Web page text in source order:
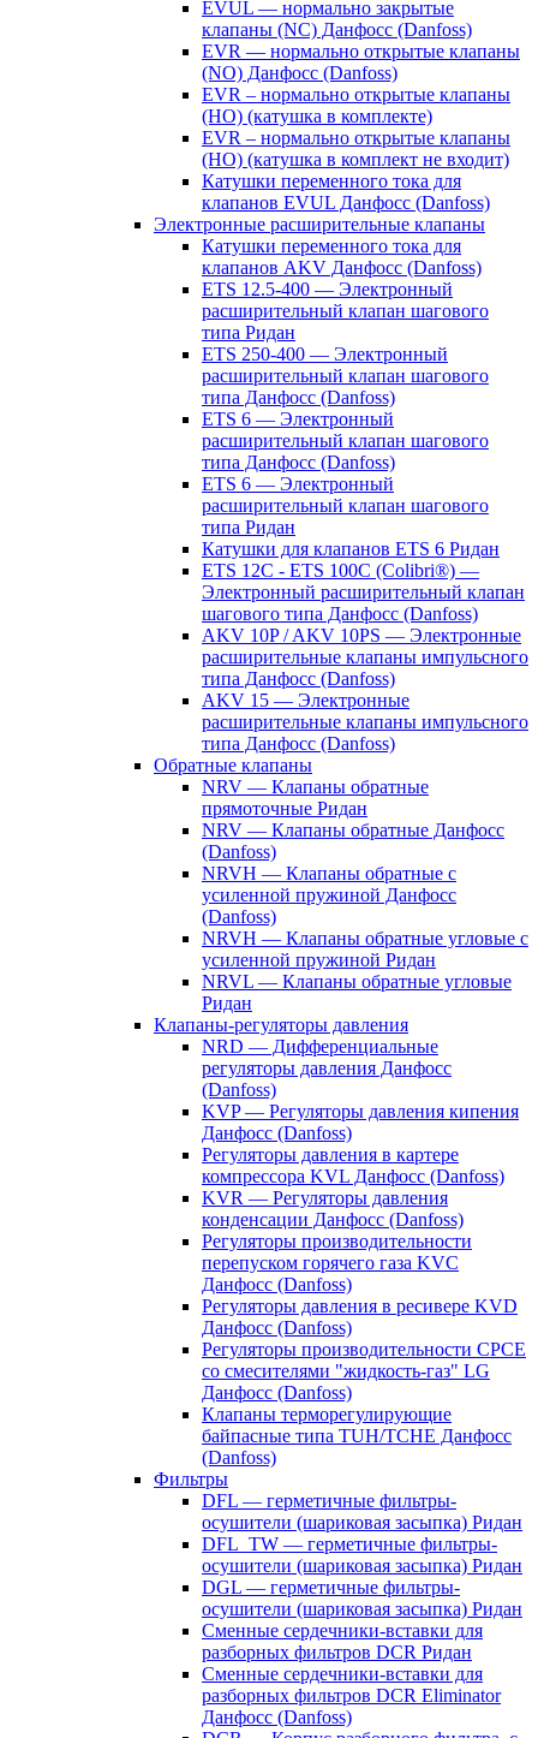
EVUL — нормально закрытые
клапаны (NC) Данфосс (Danfoss)
EVR — нормально открытые клапаны
(NO) Данфосс (Danfoss)
EVR – нормально открытые клапаны
(НО) (катушка в комплекте)
EVR – нормально открытые клапаны
(НО) (катушка в комплект не входит)
Катушки переменного тока для
клапанов EVUL Данфосс (Danfoss)
Электронные расширительные клапаны
Катушки переменного тока для
клапанов AKV Данфосс (Danfoss)
ETS 12.5-400 — Электронный
расширительный клапан шагового
типа Ридан
ETS 250-400 — Электронный
расширительный клапан шагового
типа Данфосс (Danfoss)
ETS 6 — Электронный
расширительный клапан шагового
типа Данфосс (Danfoss)
ETS 6 — Электронный
расширительный клапан шагового
типа Ридан
Катушки для клапанов ETS 6 Ридан
ETS 12C - ETS 100C (Colibri®) —
Электронный расширительный клапан
шагового типа Данфосс (Danfoss)
AKV 10P / AKV 10PS — Электронные
расширительные клапаны импульсного
типа Данфосс (Danfoss)
AKV 15 — Электронные
расширительные клапаны импульсного
типа Данфосс (Danfoss)
Обратные клапаны
NRV — Клапаны обратные
прямоточные Ридан
NRV — Клапаны обратные Данфосс
(Danfoss)
NRVH — Клапаны обратные с
усиленной пружиной Данфосс
(Danfoss)
NRVH — Клапаны обратные угловые с
усиленной пружиной Ридан
NRVL — Клапаны обратные угловые
Ридан
Клапаны-регуляторы давления
NRD — Дифференциальные
регуляторы давления Данфосс
(Danfoss)
KVP — Регуляторы давления кипения
Данфосс (Danfoss)
Регуляторы давления в картере
компрессора KVL Данфосс (Danfoss)
KVR — Регуляторы давления
конденсации Данфосс (Danfoss)
Регуляторы производительности
перепуском горячего газа KVC
Данфосс (Danfoss)
Регуляторы давления в ресивере KVD
Данфосс (Danfoss)
Регуляторы производительности CPCE
со смесителями "жидкость-газ" LG
Данфосс (Danfoss)
Клапаны терморегулирующие
байпасные типа TUH/TCHE Данфосс
(Danfoss)
Фильтры
DFL — герметичные фильтры-
осушители (шариковая засыпка) Ридан
DFL_TW — герметичные фильтры-
осушители (шариковая засыпка) Ридан
DGL — герметичные фильтры-
осушители (шариковая засыпка) Ридан
Сменные сердечники-вставки для
разборных фильтров DCR Ридан
Сменные сердечники-вставки для
разборных фильтров DCR Eliminator
Данфосс (Danfoss)